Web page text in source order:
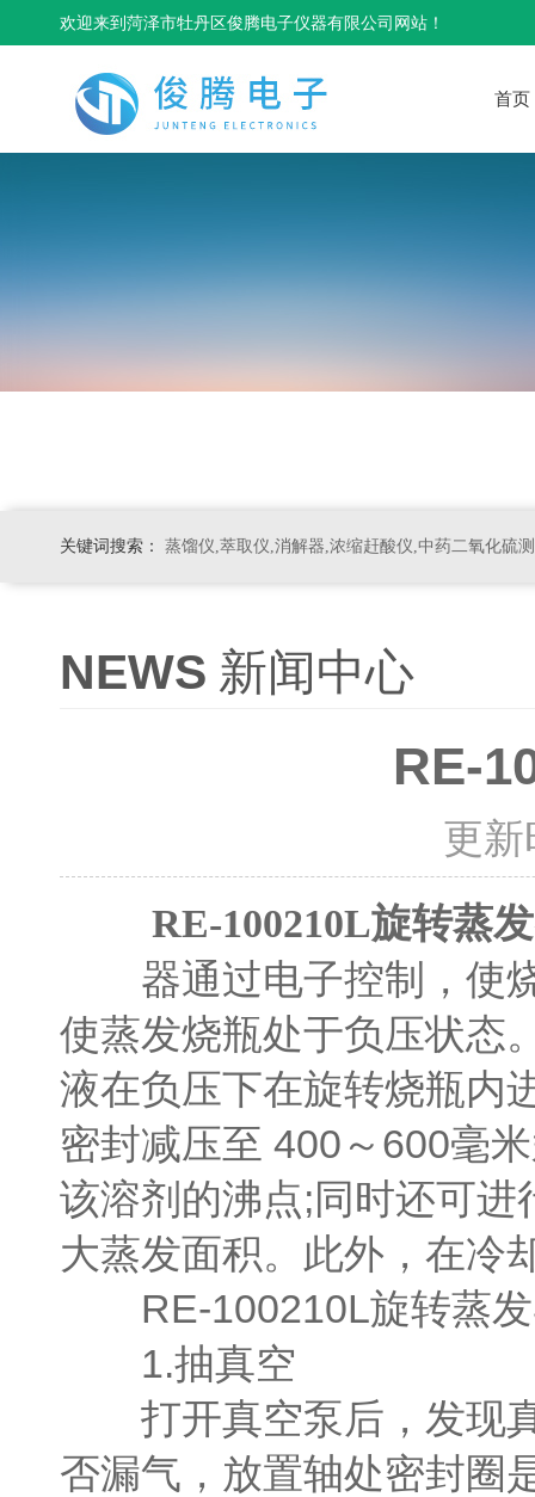
欢迎来到菏泽市牡丹区俊腾电子仪器有限公司网站！
首页
关键词搜索： 蒸馏仪,萃取仪,消解器,浓缩赶酸仪,中药二氧化硫
NEWS 新闻中心
RE-
更新
RE-100210L旋转蒸
器通过电子控制，使烧
使蒸发烧瓶处于负压状态
液在负压下在旋转烧瓶内
密封减压至 400～600毫
该溶剂的沸点;同时还可
大蒸发面积。此外，在冷
RE-100210L旋转蒸发
1.抽真空
打开真空泵后，发现真
否漏气，放置轴处密封圈